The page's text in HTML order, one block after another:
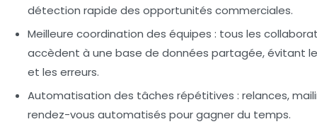
détection rapide des opportunités commerciales.
Meilleure coordination des équipes : tous les
accèdent à une base de données partagée, évitant
et les erreurs.
Automatisation des tâches répétitives : relances,
rendez-vous automatisés pour gagner du temps.